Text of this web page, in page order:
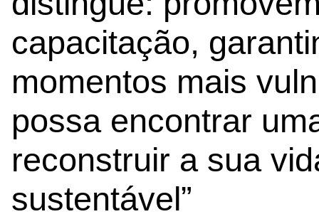
capacitação,
momentos mais
possa encontrar
reconstruir a sua
sustentável”